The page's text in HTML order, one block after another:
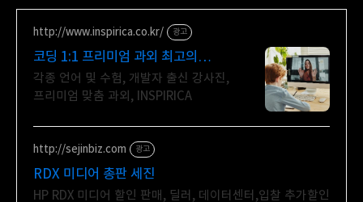
http://www.inspirica.co.kr/ 광고
코딩 1:1 프리미엄 과외 최고의
선생님들과 함께
각종 언어 및 수험, 개발자 출신 강사진,
프리미엄 맞춤 과외, INSPIRICA
http://sejinbiz.com 광고
RDX 미디어 총판 세진
HP RDX 미디어 할인 판매, 딜러, 데이터센터,입찰 추가할인